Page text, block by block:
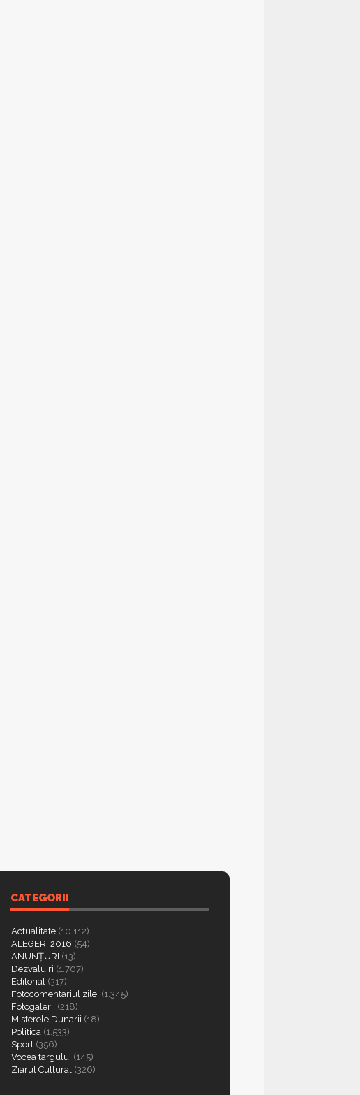
CATEGORII
Actualitate (10.112)
ALEGERI 2016 (54)
ANUNȚURI (13)
Dezvaluiri (1.707)
Editorial (317)
Fotocomentariul zilei (1.345)
Fotogalerii (218)
Misterele Dunarii (18)
Politica (1.533)
Sport (356)
Vocea targului (145)
Ziarul Cultural (326)